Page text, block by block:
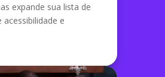
expande sua lista de
acessibilidade e